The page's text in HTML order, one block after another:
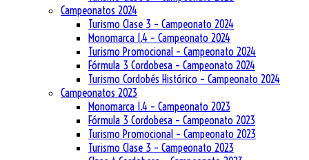
Campeonatos 2024
Turismo Clase 3 – Campeonato 2024
Monomarca 1.4 – Campeonato 2024
Turismo Promocional – Campeonato 2024
Fórmula 3 Cordobesa – Campeonato 2024
Turismo Cordobés Histórico – Campeonato 2024
Campeonatos 2023
Monomarca 1.4 – Campeonato 2023
Fórmula 3 Cordobesa – Campeonato 2023
Turismo Promocional – Campeonato 2023
Turismo Clase 3 – Campeonato 2023